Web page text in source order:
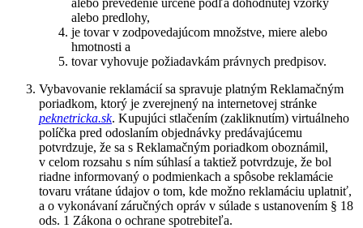
alebo predlohy,
je tovar v zodpovedajúcom množstve, miere alebo
hmotnosti a
tovar vyhovuje požiadavkám právnych predpisov.
Vybavovanie reklamácií sa spravuje platným Reklamačným
poriadkom, ktorý je zverejnený na internetovej stránke
peknetricka.sk. Kupujúci stlačením (zakliknutím) virtuálneho
políčka pred odoslaním objednávky predávajúcemu
potvrdzuje, že sa s Reklamačným poriadkom oboznámil,
v celom rozsahu s ním súhlasí a taktiež potvrdzuje, že bol
riadne informovaný o podmienkach a spôsobe reklamácie
tovaru vrátane údajov o tom, kde možno reklamáciu uplatniť,
a o vykonávaní záručných opráv v súlade s ustanovením § 18
ods. 1 Zákona o ochrane spotrebiteľa.